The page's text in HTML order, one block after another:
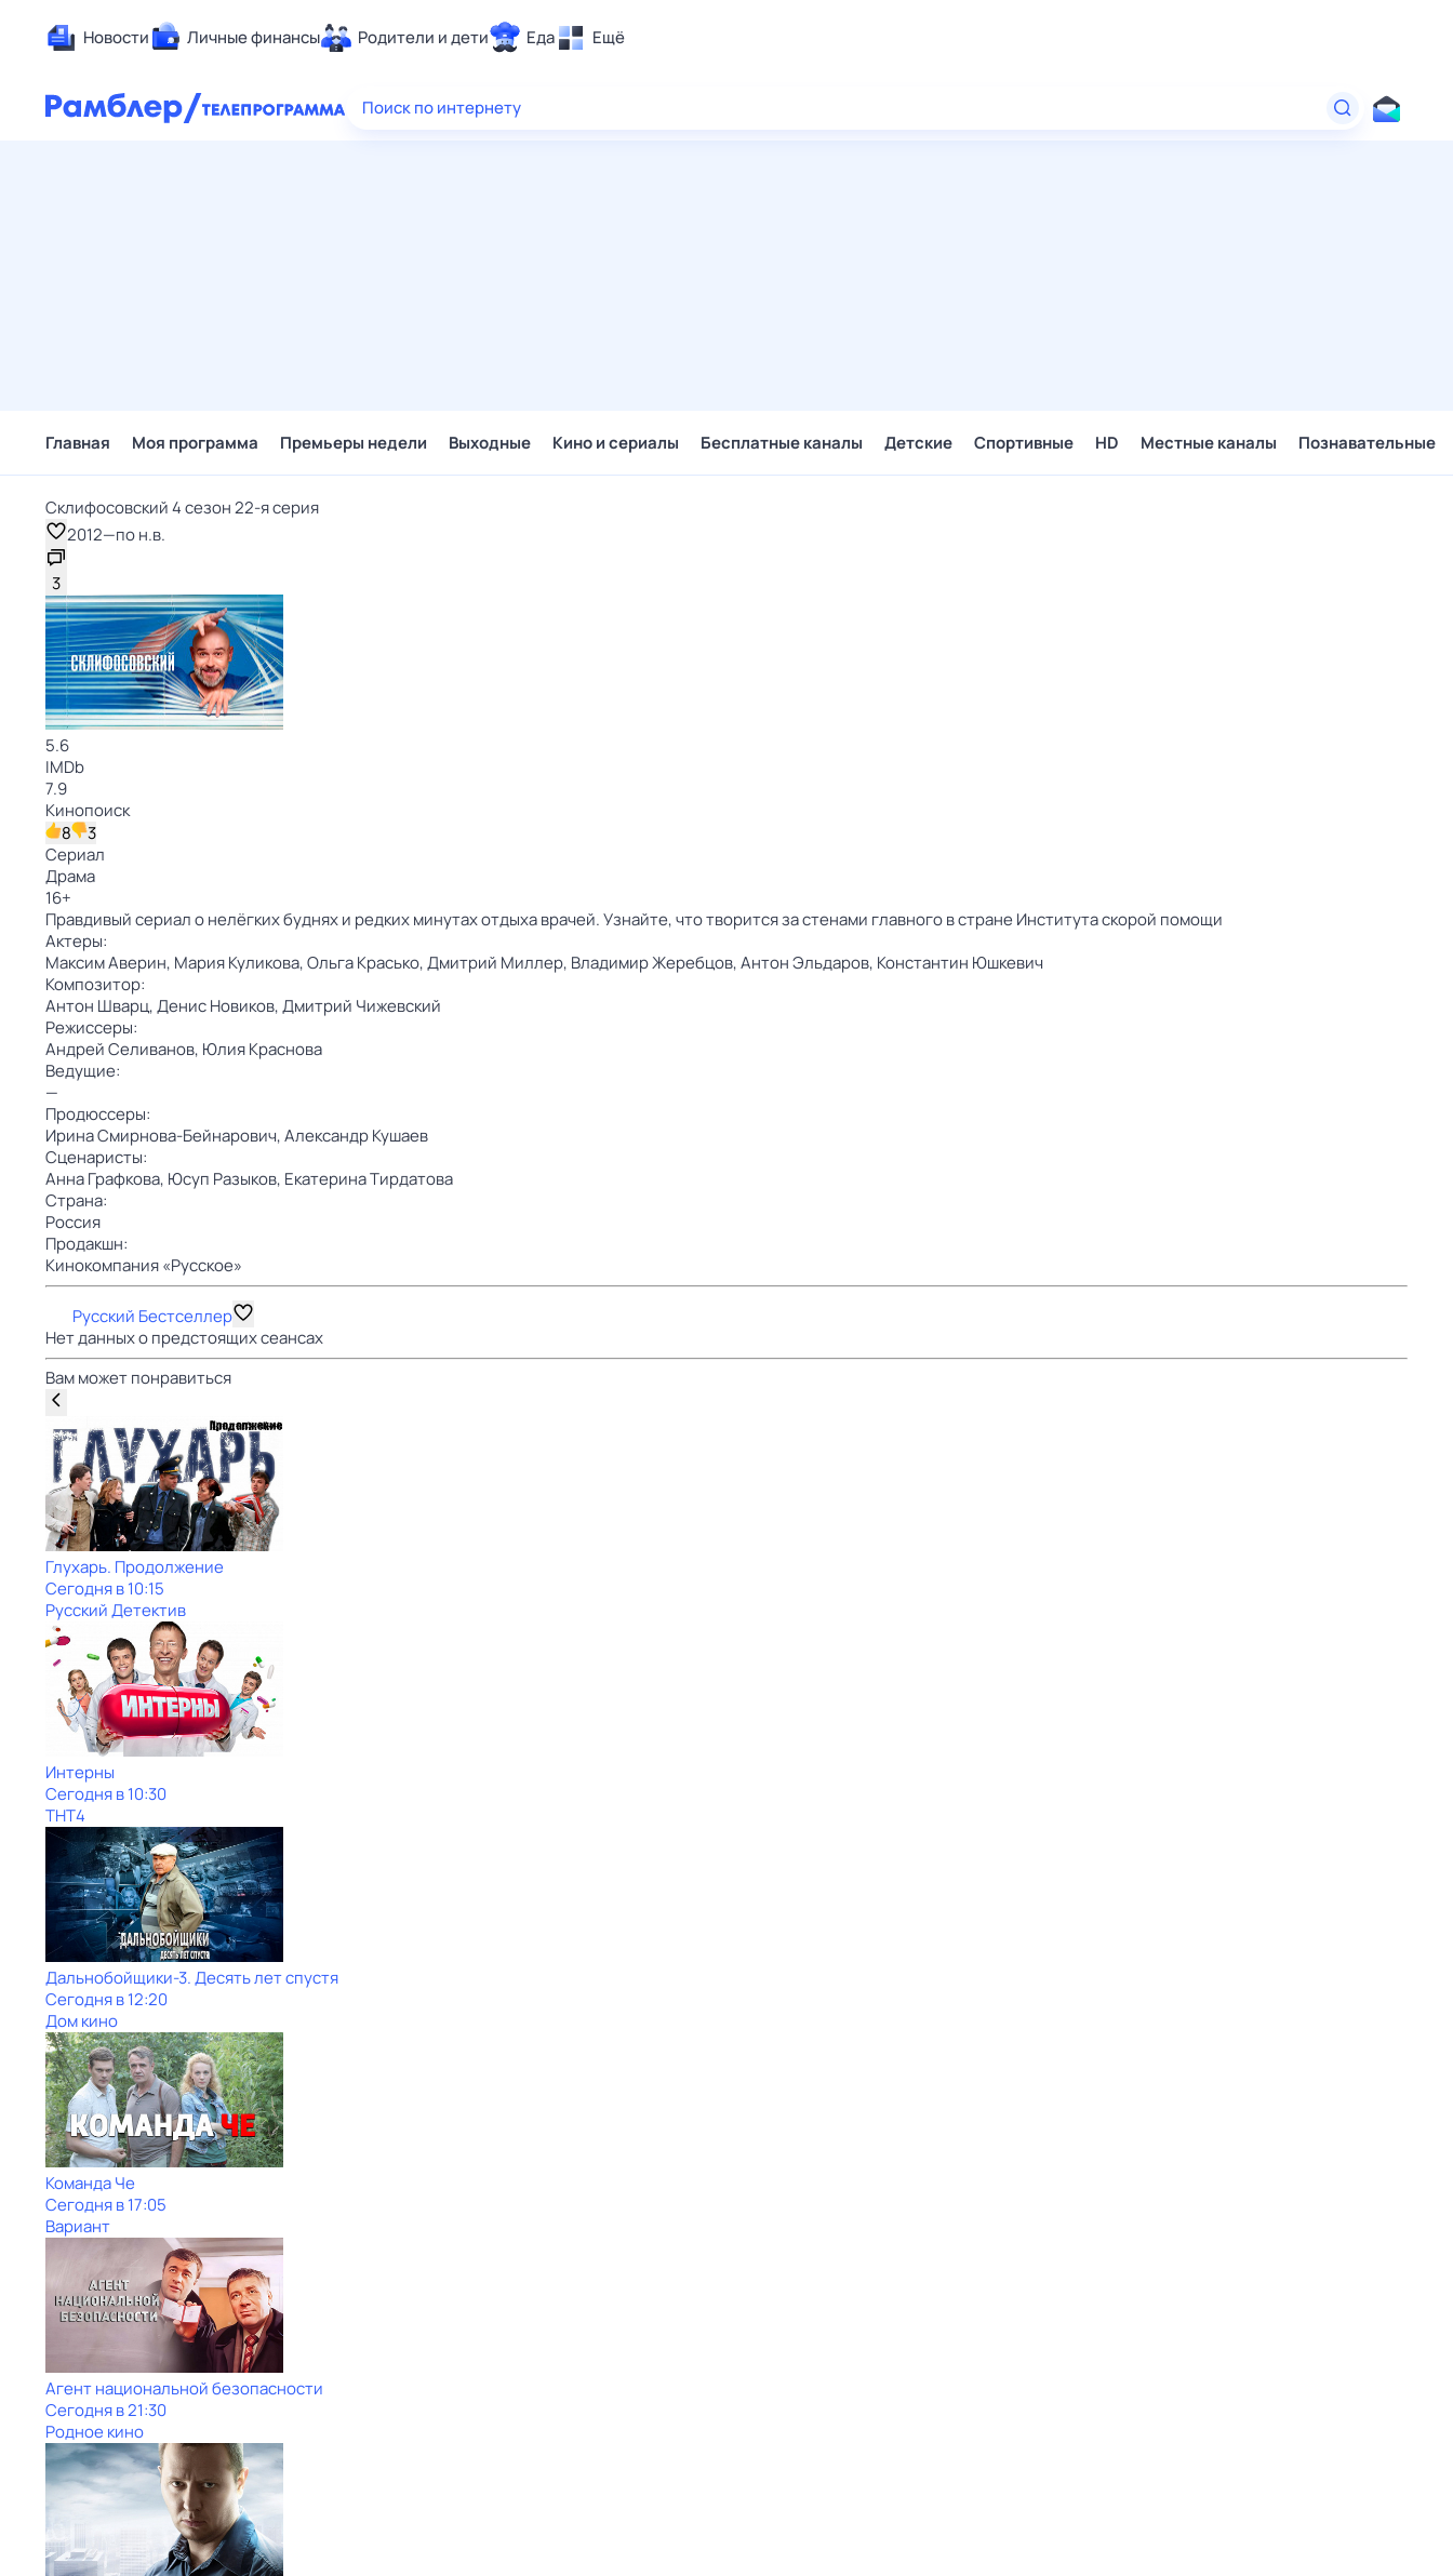
Новости Личные финансы Родители и дети Еда Ещё
Здоровье
Поиск по интернету
Главная Моя программа Премьеры недели Выходные Кино и сериалы Бесплатные каналы Детские Спортивные HD Местные каналы Познавательные
Склифосовский 4 сезон 22-я серия
2012—по н.в.
3
5.6
IMDb
7.9
Кинопоиск
8
3
Сериал
Драма
16+
Правдивый сериал о нелёгких буднях и редких минутах отдыха врачей. Узнайте, что творится за стенами главного в стране Института скорой помощи
Актеры:
Максим Аверин, Мария Куликова,Ольга Красько,Дмитрий Миллер, Владимир Жеребцов,Антон Эльдаров, Константин Юшкевич
Композитор:
Антон Шварц,Денис Новиков,Дмитрий Чижевский
Режиссеры:
Андрей Селиванов, Юлия Краснова
Ведущие:
—
Продюссеры:
Ирина Смирнова-Бейнарович,Александр Кушаев
Сценаристы:
Анна Графкова, Юсуп Разыков, Екатерина Тирдатова
Страна:
Россия
Продакшн:
Кинокомпания «Русское»
Русский Бестселлер
Нет данных о предстоящих сеансах
Вам может понравиться
Глухарь. Продолжение
Сегодня в 10:15
Русский Детектив
Интерны
Сегодня в 10:30
ТНТ4
Дальнобойщики-3. Десять лет спустя
Сегодня в 12:20
Дом кино
Команда Че
Сегодня в 17:05
Вариант
Агент национальной безопасности
Сегодня в 21:30
Родное кино